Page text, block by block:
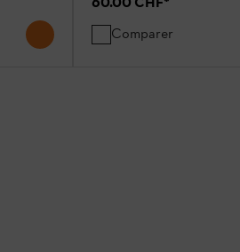
Comparer